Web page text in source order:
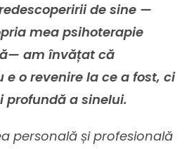
de sine —
mea psihoterapie
am învățat că
e o revenire la ce a fost, ci
profundă a sinelui.
personală și profesională